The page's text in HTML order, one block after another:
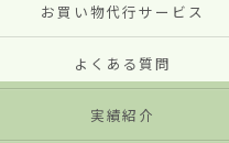
お買い物代行サービス
よくある質問
実績紹介